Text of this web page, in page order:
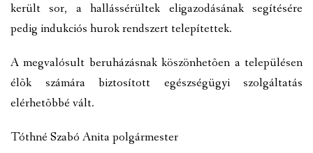
került sor, a hallássérültek eligazodásának segítésére
pedig indukciós hurok rendszert telepítettek.
A megvalósult beruházásnak köszönhetõen a településen
élõk számára biztosított egészségügyi szolgáltatás
elérhetõbbé vált.
Tóthné Szabó Anita polgármester